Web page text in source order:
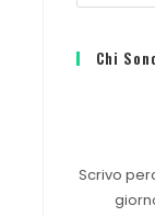
Chi
Scrivo